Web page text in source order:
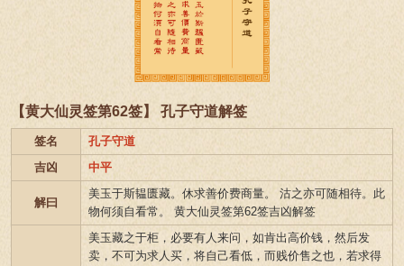
【黄大仙灵签第62签】 孔子守道解签
签名
孔子守道
吉凶
中平
解曰
美玉于斯韫匮藏。休求善价费商量。 沽之亦可随相待。此
物何须自看常。 黄大仙灵签第62签吉凶解签
美玉藏之于柜，必要有人来问，如肯出高价钱，然后发
卖，不可为求人买，将自己看低，而贱价售之也，若求得